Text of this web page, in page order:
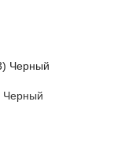
Черный